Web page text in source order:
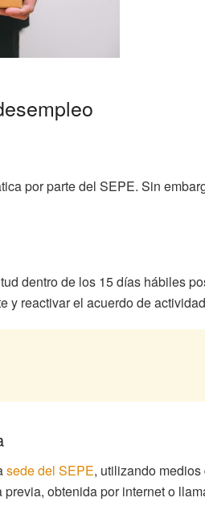
por parte del SEPE. Sin
dentro de los 15 días hábiles
y reactivar el acuerdo de
sede del SEPE, utilizando
obtenida por internet o